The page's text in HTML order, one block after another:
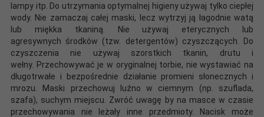
lampy itp. Do utrzymania optymalnej higieny używaj tylko ciepłej
wody. Nie zamaczaj całej maski, lecz wytrzyj ją łagodnie watą
lub miękka tkaniną. Nie używaj eterycznych lub
agresywnych środków (tzw. detergentów) czyszczących. Do
czyszczenia nie używaj szorstkich tkanin, drutu i
wełny. Przechowywać je w oryginalnej torbie, nie wystawiać na
długotrwałe i bezpośrednie działanie promieni słonecznych i
mrozu. Maski przechowuj luźno w ciemnym (np. szuflada,
szafa), suchym miejscu. Zwróć uwagę by na masce w czasie
przechowywania nie leżały inne przedmioty. Nacisk może